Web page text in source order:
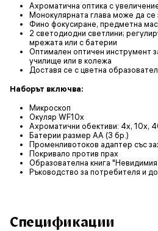
Ахроматична оптика с
Монокулярната глава може да се
Фино фокусиране, предметна
2 светодиодни светлини;
мрежата или с батерии
Оптимален оптичен инструмент
училище или в колежа
Доставя се с цветна
Наборът включва:
Микроскоп
Окуляр WF10x
Ахроматични обективи: 4x, 10x,
Батерии размер AA (3 бр.)
Променливотоков адаптер със
Покривало против прах
Образователна книга
Ръководство за потребителя и
Спецификации